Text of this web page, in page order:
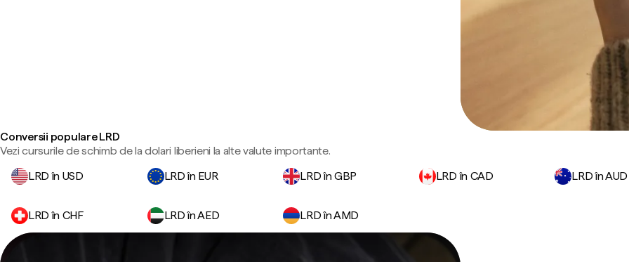
Conversii populare LRD
Vezi cursurile de schimb de la dolari liberieni la alte valute importante.
LRD în USD
LRD în EUR LRD în GBP LRD în CAD LRD în AUD
LRD în CHF LRD în AED LRD în AMD